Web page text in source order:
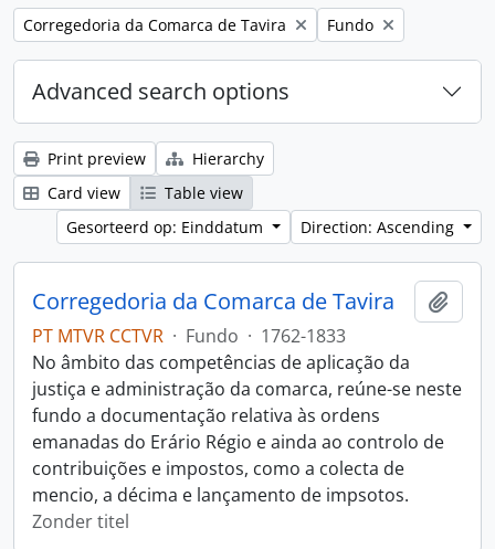
Remove filter:
Corregedoria da Comarca de Tavira Remove filter:
Fundo
Advanced search options
Print preview
Hierarchy
Card view
Table view
Gesorteerd op: Einddatum
Direction: Ascending
Corregedoria da Comarca de Tavira
PT MTVR CCTVR · Fundo · 1762-1833
No âmbito das competências de aplicação da
justiça e administração da comarca, reúne-se neste
fundo a documentação relativa às ordens
emanadas do Erário Régio e ainda ao controlo de
contribuições e impostos, como a colecta de
mencio, a décima e lançamento de impsotos.
Zonder titel